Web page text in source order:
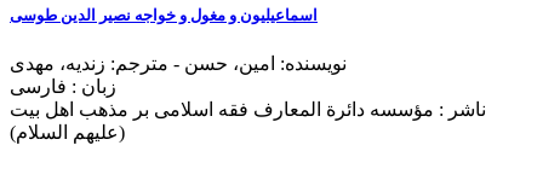
اسماعیلیون و مغول و خواجه نصیر الدین طوسی
نویسنده: امین، حسن - مترجم: زندیه، مهدی
زبان : فارسی
ناشر : مؤسسه دائرة المعارف فقه اسلامی بر مذهب اهل بيت
(عليهم السلام)